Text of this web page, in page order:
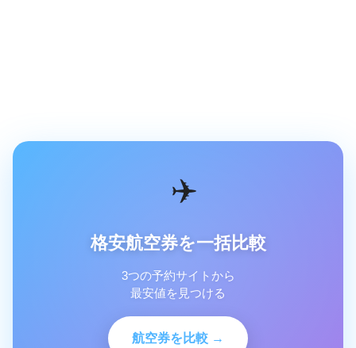
✈️
格安航空券を一括比較
3つの予約サイトから
最安値を見つける
航空券を比較 →